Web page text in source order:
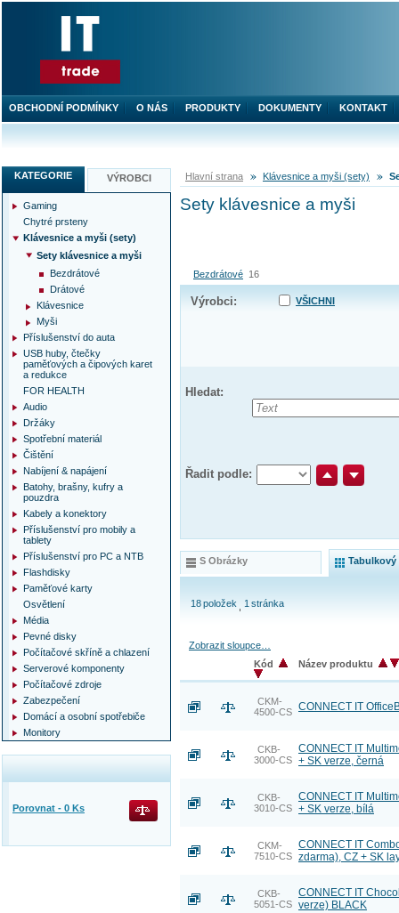
Hlavní strana Klávesnice a myši (sety)
Sety klávesnice a myši
Bezdrátové 16
Výrobci: VŠICHNI
Hledat:
Řadit podle:
S Obrázky Tabulkový
18položek 1 stránka
Zobrazit sloupce…
Kód
Název produktu
CKM-
4500-CS CONNECT IT
CKB-
3000-CS
CONNECT IT
+ SK verze, černá
CKB-
3010-CS
CONNECT IT
+ SK verze, bílá
CKM-
7510-CS
CONNECT IT
zdarma), CZ + SK
CKB-
5051-CS
CONNECT IT
verze) BLACK
KATEGORIE VÝROBCI
Gaming
Chytré prsteny
Klávesnice a myši (sety)
Sety klávesnice a myši
Bezdrátové
Drátové
Klávesnice
Myši
Příslušenství do auta
USB huby, čtečky
paměťových a čipových karet
a redukce
FOR HEALTH
Audio
Držáky
Spotřební materiál
Čištění
Nabíjení & napájení
Batohy, brašny, kufry a
pouzdra
Kabely a konektory
Příslušenství pro mobily a
tablety
Příslušenství pro PC a NTB
Flashdisky
Paměťové karty
Osvětlení
Média
Pevné disky
Počítačové skříně a chlazení
Serverové komponenty
Počítačové zdroje
Zabezpečení
Domácí a osobní spotřebiče
Monitory
Porovnat - 0 Ks
OBCHODNÍ PODMÍNKY O NÁS PRODUKTY DOKUMENTY KONTAKT